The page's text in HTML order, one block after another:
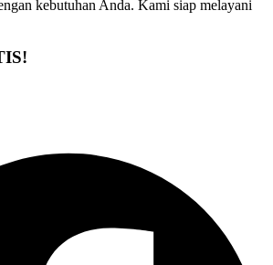
kebutuhan Anda. Kami siap melayani